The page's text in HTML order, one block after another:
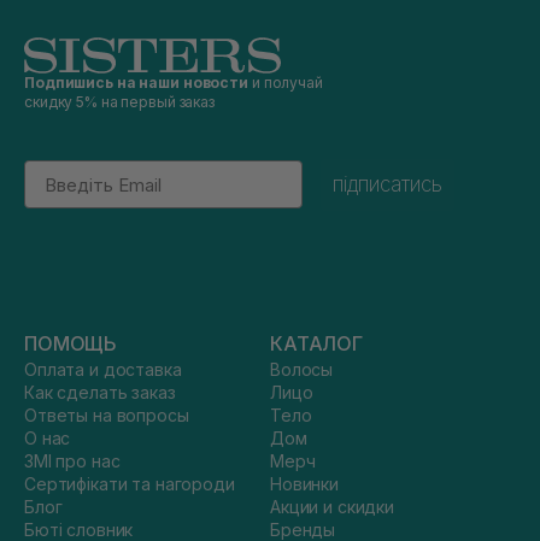
Подпишись на наши новости и получай
скидку 5% на первый заказ
Email
підписатись
ПОМОЩЬ
Оплата и доставка
Как сделать заказ
Ответы на вопросы
О нас
ЗМІ про нас
Сертифікати та нагороди
Блог
Бюті словник
КАТАЛОГ
Волосы
Лицо
Тело
Дом
Мерч
Новинки
Акции и скидки
Бренды